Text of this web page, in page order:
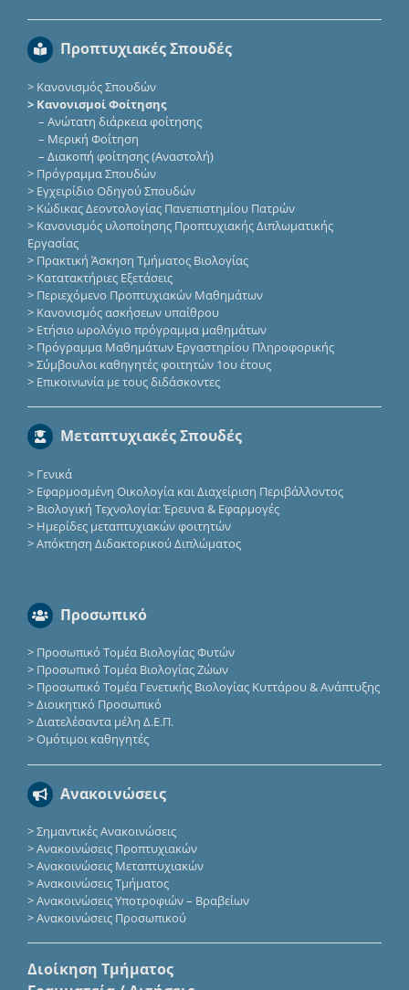
Προπτυχιακές Σπουδές
> Κανονισμός Σπουδών
> Κανονισμοί Φοίτησης
– Ανώτατη διάρκεια φοίτησης
– Μερική Φοίτηση
– Διακοπή φοίτησης (Αναστολή)
> Πρόγραμμα Σπουδών
> Εγχειρίδιο Οδηγού Σπουδών
> Κώδικας Δεοντολογίας Πανεπιστημίου Πατρών
> Κανονισμός υλοποίησης Προπτυχιακής Διπλωματικής
Εργασίας
> Πρακτική Άσκηση Τμήματος Βιολογίας
> Κατατακτήριες Eξετάσεις
> Περιεχόμενο Προπτυχιακών Μαθημάτων
> Κανονισμός ασκήσεων υπαίθρου
> Ετήσιο ωρολόγιο πρόγραμμα μαθημάτων
> Πρόγραμμα Μαθημάτων Εργαστηρίου Πληροφορικής
>Σύμβουλοι καθηγητές φοιτητών 1ου έτους
> Επικοινωνία με τους διδάσκοντες
Μεταπτυχιακές Σπουδές
> Γενικά
> Εφαρμοσμένη Οικολογία και Διαχείριση Περιβάλλοντος
>Βιολογική Τεχνολογία: Έρευνα & Εφαρμογές
> Ημερίδες μεταπτυχιακών φοιτητών
>Απόκτηση Διδακτορικού Διπλώματος
Προσωπικό
> Προσωπικό Τομέα Βιολογίας Φυτών
> Προσωπικό Τομέα Βιολογίας Ζώων
> Προσωπικό Τομέα Γενετικής Βιολογίας Κυττάρου & Ανάπτυξης
>Διοικητικό Προσωπικό
>Διατελέσαντα μέλη Δ.Ε.Π.
>Ομότιμοι καθηγητές
Ανακοινώσεις
>Σημαντικές Ανακοινώσεις
>Ανακοινώσεις Προπτυχιακών
>Ανακοινώσεις Μεταπτυχιακών
>Ανακοινώσεις Τμήματος
>Ανακοινώσεις Υποτροφιών – Βραβείων
>Ανακοινώσεις Προσωπικού
Διοίκηση Τμήματος